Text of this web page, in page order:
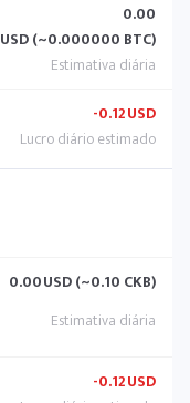
0.00
USD (~0.000000 BTC)
-0.12USD
0.00USD (~0.10 CKB)
-0.12USD